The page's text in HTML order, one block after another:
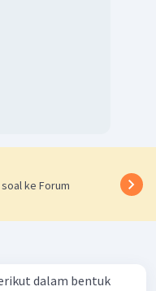
ke Forum
dalam bentuk